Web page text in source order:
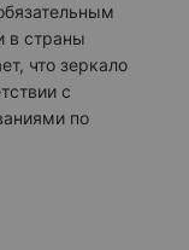
в страны
что зеркало
с
по